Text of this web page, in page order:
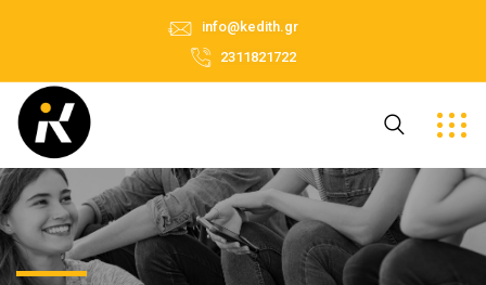
info@kedith.gr
2311821722